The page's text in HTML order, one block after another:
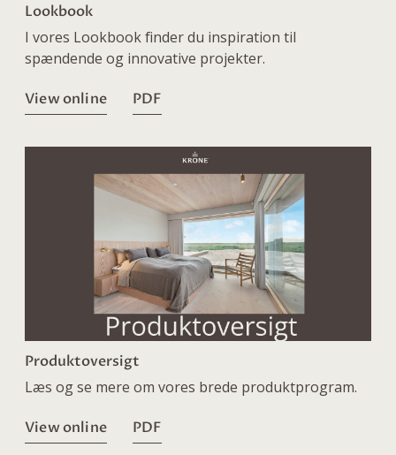
Lookbook
I vores Lookbook finder du inspiration til
spændende og innovative projekter.
View online PDF
Produktoversigt
Læs og se mere om vores brede produktprogram.
View online PDF